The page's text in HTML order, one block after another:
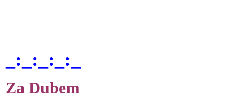
_:_:_:_:_
Za Dubem